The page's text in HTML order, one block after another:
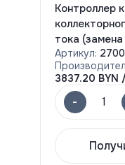
Контроллер
тока
Артикул:
3837.20 BYN
- 1